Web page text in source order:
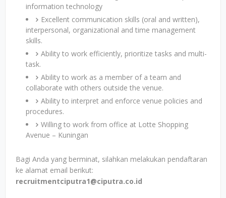
information technology
Excellent communication skills (oral and written),
interpersonal, organizational and time management
skills.
Ability to work efficiently, prioritize tasks and multi-
task.
Ability to work as a member of a team and
collaborate with others outside the venue.
Ability to interpret and enforce venue policies and
procedures.
Willing to work from office at Lotte Shopping
Avenue – Kuningan
Bagi Anda yang berminat, silahkan melakukan pendaftaran
ke alamat email berikut:
recruitmentciputra1@ciputra.co.id